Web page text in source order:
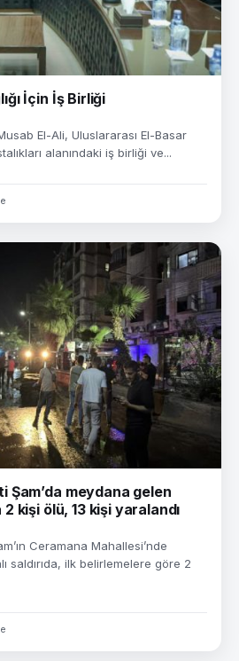
İçin İş Birliği
El-Ali, Uluslararası El-Basar
alanındaki iş birliği ve...
Şam’da meydana gelen
kişi ölü, 13 kişi yaralandı
Ceramana Mahallesi’nde
saldırıda, ilk belirlemelere göre 2